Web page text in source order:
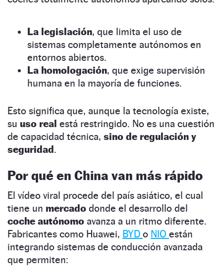
La legislación, que limita el uso de
sistemas completamente autónomos en
entornos abiertos.
La homologación, que exige supervisión
humana en la mayoría de funciones.
Esto significa que, aunque la tecnología existe,
su uso real está restringido. No es una cuestión
de capacidad técnica, sino de regulación y
seguridad.
Por qué en China van más rápido
El vídeo viral procede del país asiático, el cual
tiene un mercado donde el desarrollo del
coche autónomo avanza a un ritmo diferente.
Fabricantes como Huawei, BYD o NIO están
integrando sistemas de conducción avanzada
que permiten: